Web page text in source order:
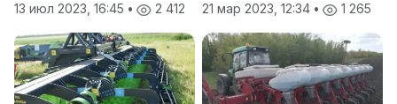
13 июл 2023, 16:45 • 2 412
21 мар 2023, 12:34 • 1 265